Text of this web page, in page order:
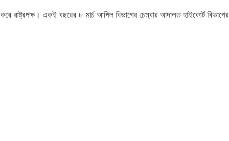
রাষ্ট্রপক্ষ। একই বছরের ৮ মার্চ আপিল বিভাগের চেম্বার আদালত হাইকোর্ট বিভাগের